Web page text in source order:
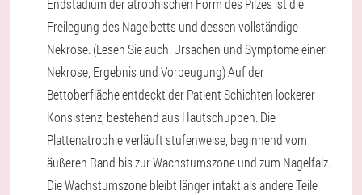
Endstadium der atrophischen Form des Pilzes ist die
Freilegung des Nagelbetts und dessen vollständige
Nekrose. (Lesen Sie auch: Ursachen und Symptome einer
Nekrose, Ergebnis und Vorbeugung) Auf der
Bettoberfläche entdeckt der Patient Schichten lockerer
Konsistenz, bestehend aus Hautschuppen. Die
Plattenatrophie verläuft stufenweise, beginnend vom
äußeren Rand bis zur Wachstumszone und zum Nagelfalz.
Die Wachstumszone bleibt länger intakt als andere Teile